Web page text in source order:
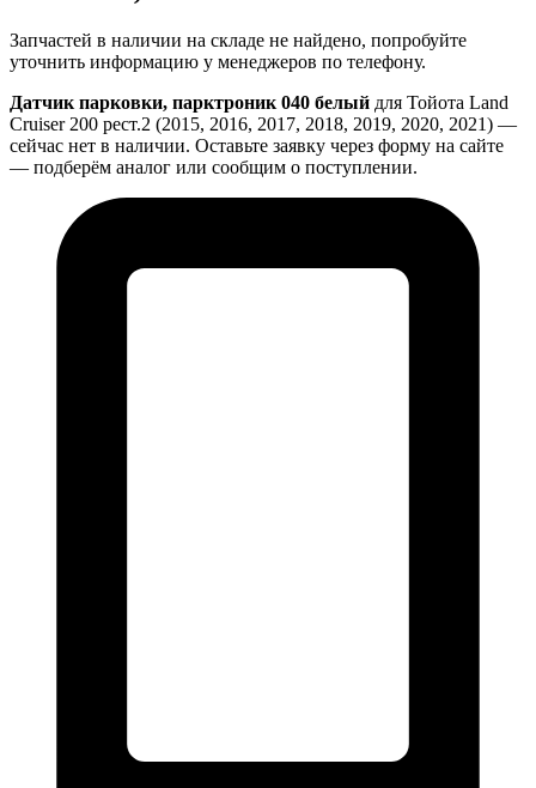
Запчастей в наличии на складе не найдено, попробуйте
уточнить информацию у менеджеров по телефону.
Датчик парковки, парктроник 040 белый для Тойота Land
Cruiser 200 рест.2 (2015, 2016, 2017, 2018, 2019, 2020, 2021) —
сейчас нет в наличии. Оставьте заявку через форму на сайте
— подберём аналог или сообщим о поступлении.